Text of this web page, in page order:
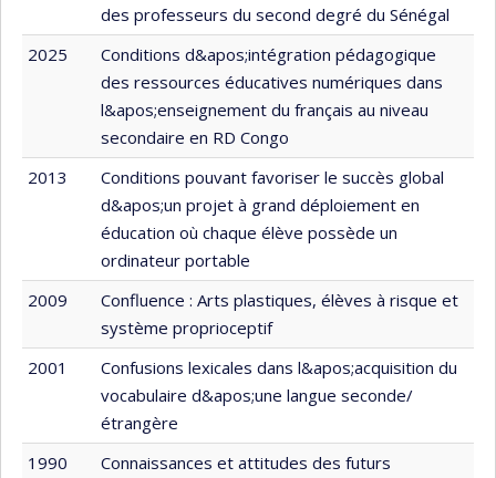
des professeurs du second degré du Sénégal
2025
Conditions d&apos;intégration pédagogique
des ressources éducatives numériques dans
l&apos;enseignement du français au niveau
secondaire en RD Congo
2013
Conditions pouvant favoriser le succès global
d&apos;un projet à grand déploiement en
éducation où chaque élève possède un
ordinateur portable
2009
Confluence : Arts plastiques, élèves à risque et
système proprioceptif
2001
Confusions lexicales dans l&apos;acquisition du
vocabulaire d&apos;une langue seconde/
étrangère
1990
Connaissances et attitudes des futurs